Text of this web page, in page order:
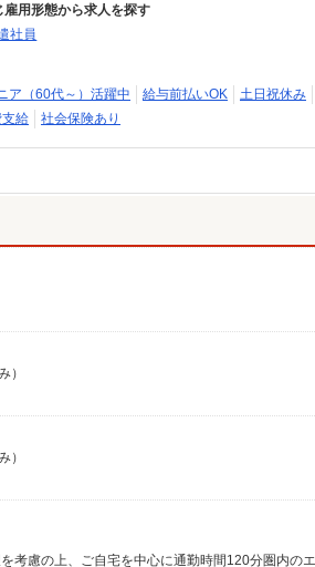
雇用形態から求人を探す
社員
ア（60代～）活躍中 給与前払いOK
土日祝休み
給 社会保険あり
）
）